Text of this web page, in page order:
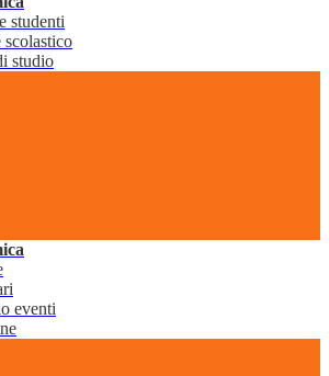
studenti
scolastico
studio
eventi